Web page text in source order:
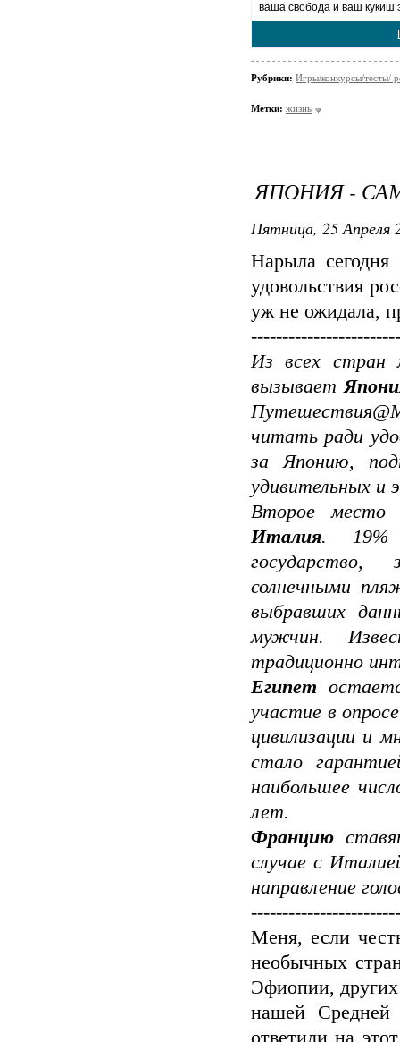
ваша свобода и ваш кукиш
Рубрики: Игры/конкурсы/тесты/
Метки: жизнь
ЯПОНИЯ -
Пятница, 25 Апреля
Нарыла сегодня
удовольствия
уж не ожидала,
Из всех стран
вызывает
читать ради
за Японию,
удивительных и
Второе место
Италия. 19%
государство,
солнечными
выбравших
мужчин.
традиционно
Египет
участие в
цивилизации и
стало
наибольшее
лет.
Францию
случае с
направление
Меня, если
необычных
Эфиопии,
нашей
ответили на